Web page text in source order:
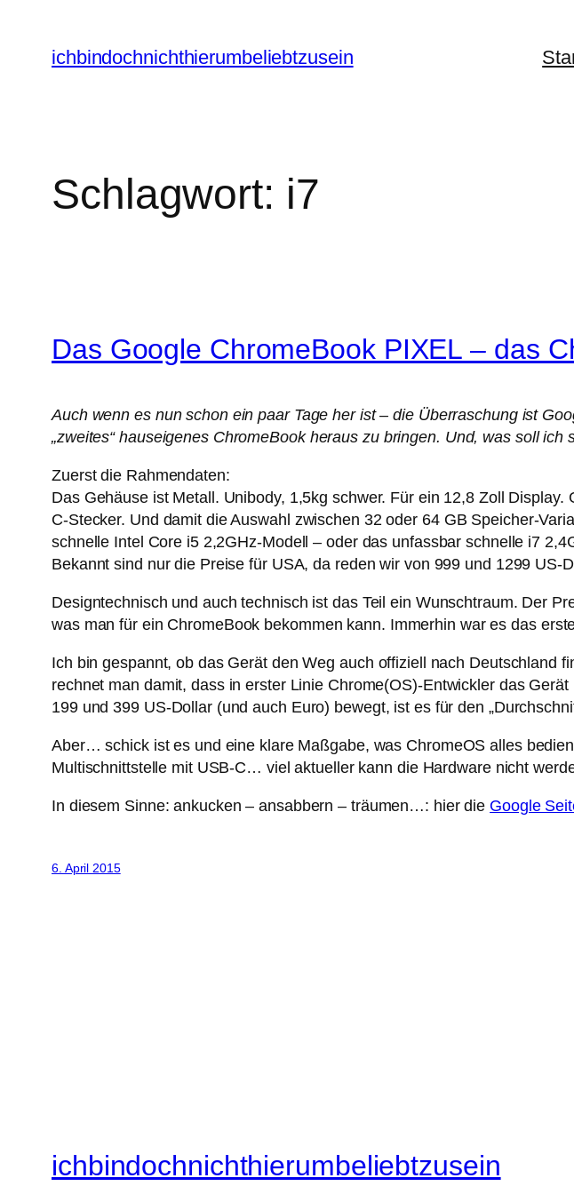
Inhalt
springen
ichbindochnichthierumbeliebtzusein
Schlagwort: i7
Das Google ChromeBook PIXEL – das
Auch wenn es nun schon ein paar Tage her ist – die Überraschung ist
„zweites“ hauseigenes ChromeBook heraus zu bringen. Und, was soll
Zuerst die Rahmendaten:
Das Gehäuse ist Metall. Unibody, 1,5kg schwer. Für ein 12,8 Zoll
C-Stecker. Und damit die Auswahl zwischen 32 oder 64 GB Speicher-
schnelle Intel Core i5 2,2GHz-Modell – oder das unfassbar schnelle i7
Bekannt sind nur die Preise für USA, da reden wir von 999 und 1299 US-
Designtechnisch und auch technisch ist das Teil ein Wunschtraum. Der
was man für ein ChromeBook bekommen kann. Immerhin war es das
Ich bin gespannt, ob das Gerät den Weg auch offiziell nach
rechnet man damit, dass in erster Linie Chrome(OS)-Entwickler das
199 und 399 US-Dollar (und auch Euro) bewegt, ist es für den
Aber… schick ist es und eine klare Maßgabe, was ChromeOS alles
Multischnittstelle mit USB-C… viel aktueller kann die Hardware nicht
In diesem Sinne: ankucken – ansabbern – träumen…: hier die Google
6. April 2015
ichbindochnichthierumbeliebtzusein